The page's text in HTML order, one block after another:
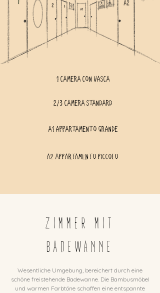
1 CAMERA CON VASCA
2/3 CAMERA STANDARD
A1 APPARTAMENTO GRANDE
A2 APPARTAMENTO PICCOLO
ZIMMER MIT
BADEWANNE
Wesentliche Umgebung, bereichert durch eine
schöne freistehende Badewanne. Die Bambusmöbel
und warmen Farbtöne schaffen eine entspannte